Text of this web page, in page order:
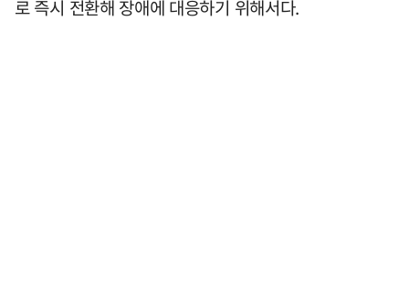
로 즉시 전환해 장애에 대응하기 위해서다.